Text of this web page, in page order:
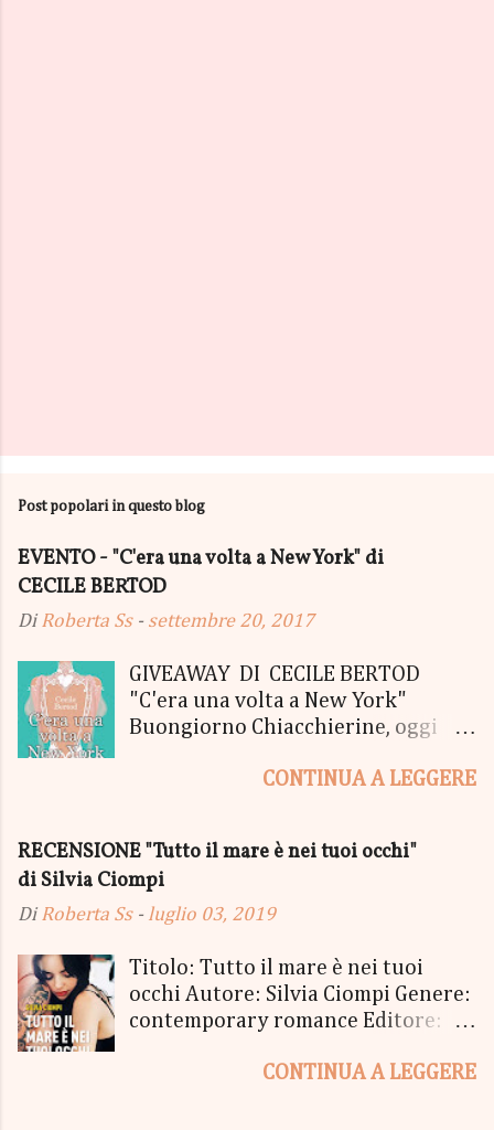
Post popolari in questo blog
EVENTO - "C'era una volta a New York" di
CECILE BERTOD
Di Roberta Ss - settembre 20, 2017
GIVEAWAY DI CECILE BERTOD
"C'era una volta a New York"
Buongiorno Chiacchierine, oggi
lanciamo il SUPER MEGA GIVEAWAY
05 Ottobre di "C'era una volta a
New York", edito Newton Compton.
Un Giveaway molto ricco per la
Premio, che si aggiudicherà tutto
in Un bel PACCO SORPRESA: - La
Copia Cartacea di "C'era una volta a
"tutto ma non il mio Tailleur" - una
CONTINUA A LEGGERE
RECENSIONE "Tutto il mare è nei tuoi occhi"
di Silvia Ciompi
Di Roberta Ss - luglio 03, 2019
Titolo: Tutto il mare è nei tuoi
occhi Autore: Silvia Ciompi Genere:
contemporary romance Editore:
Pubblicazione: 4 giugno Formato:
CONTINUA A LEGGERE